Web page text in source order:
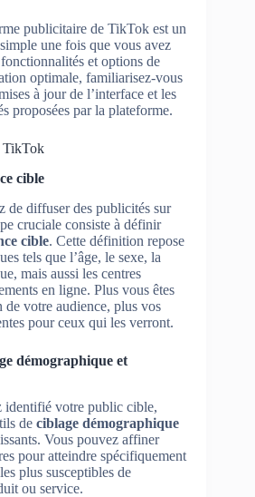
publicitaire de TikTok est un
une fois que vous avez
et options de
optimale, familiarisez-vous
à jour de l’interface et les
proposées par la plateforme.
TikTok
cible
de diffuser des publicités sur
cruciale consiste à définir
cible. Cette définition repose
tels que l’âge, le sexe, la
mais aussi les centres
en ligne. Plus vous êtes
votre audience, plus vos
pour ceux qui les verront.
démographique et
identifié votre public cible,
de ciblage démographique
Vous pouvez affiner
pour atteindre spécifiquement
plus susceptibles de
ou service.